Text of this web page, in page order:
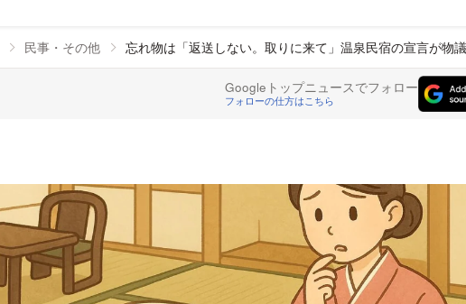
民事・その他 忘れ物は「返送しない。取りに来て」温泉民宿の宣言が物
Googleトップニュースでフォロー
フォローの仕方はこちら